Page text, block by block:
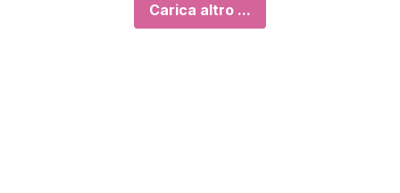
Carica altro ...